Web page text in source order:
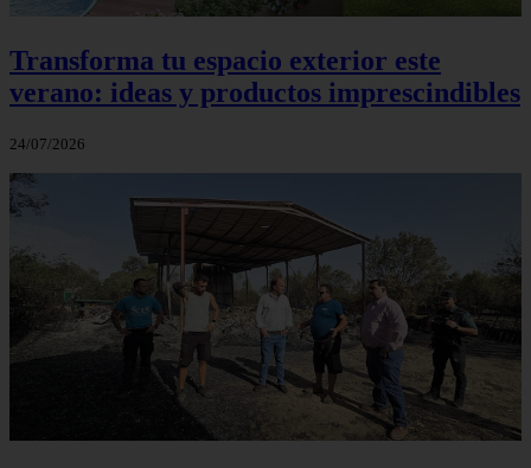
Transforma tu espacio exterior este
verano: ideas y productos imprescindibles
24/07/2026